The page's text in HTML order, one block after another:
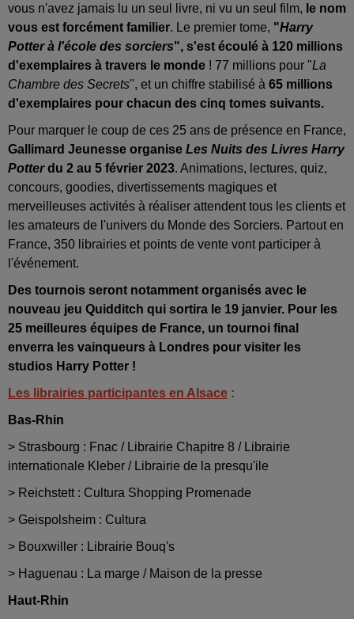
vous n'avez jamais lu un seul livre, ni vu un seul film, le nom
vous est forcément familier. Le premier tome, "Harry
Potter à l'école des sorciers", s'est écoulé à 120 millions
d'exemplaires à travers le monde ! 77 millions pour "La
Chambre des Secrets", et un chiffre stabilisé à 65 millions
d'exemplaires pour chacun des cinq tomes suivants.
Pour marquer le coup de ces 25 ans de présence en France,
Gallimard Jeunesse organise Les Nuits des Livres Harry
Potterdu 2 au 5 février 2023. Animations, lectures, quiz,
concours, goodies, divertissements magiques et
merveilleuses activités à réaliser attendent tous les clients et
les amateurs de l'univers du Monde des Sorciers. Partout en
France, 350 librairies et points de vente vont participer à
l'événement.
Des tournois seront notamment organisés avec le
nouveau jeu Quidditch qui sortira le 19 janvier. Pour les
25 meilleures équipes de France, un tournoi final
enverra les vainqueurs à Londres pour visiter les
studios Harry Potter !
Les librairies participantes en Alsace :
Bas-Rhin
> Strasbourg : Fnac / Librairie Chapitre 8 / Librairie
internationale Kleber / Librairie de la presqu'ile
> Reichstett : Cultura Shopping Promenade
> Geispolsheim : Cultura
> Bouxwiller : Librairie Bouq's
> Haguenau : La marge / Maison de la presse
Haut-Rhin